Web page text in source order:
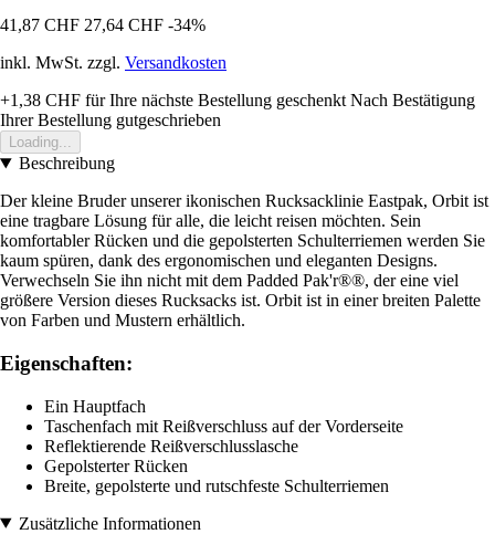
41,87 CHF 27,64 CHF -34%
inkl. MwSt. zzgl. Versandkosten
+1,38 CHF für Ihre nächste Bestellung geschenkt Nach Bestätigung
Ihrer Bestellung gutgeschrieben
Loading...
Beschreibung
Der kleine Bruder unserer ikonischen Rucksacklinie Eastpak, Orbit ist
eine tragbare Lösung für alle, die leicht reisen möchten. Sein
komfortabler Rücken und die gepolsterten Schulterriemen werden Sie
kaum spüren, dank des ergonomischen und eleganten Designs.
Verwechseln Sie ihn nicht mit dem Padded Pak'r®®, der eine viel
größere Version dieses Rucksacks ist. Orbit ist in einer breiten Palette
von Farben und Mustern erhältlich.
Eigenschaften:
Ein Hauptfach
Taschenfach mit Reißverschluss auf der Vorderseite
Reflektierende Reißverschlusslasche
Gepolsterter Rücken
Breite, gepolsterte und rutschfeste Schulterriemen
Zusätzliche Informationen